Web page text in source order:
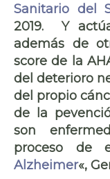
Sanitario del
2019. Y
además de
score de la
del deterioro
del propio
de la
son
proceso de
Alzheimer«,